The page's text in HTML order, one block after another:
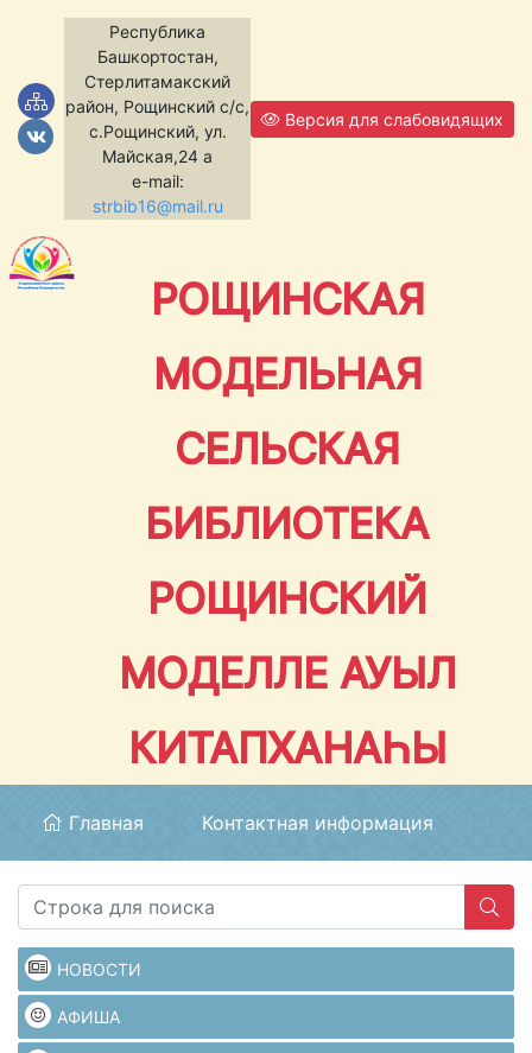
Республика
Башкортостан,
Стерлитамакский
район, Рощинский с/с,
с.Рощинский, ул.
Майская,24 а
e-mail:
strbib16@mail.ru
Версия для слабовидящих
РОЩИНСКАЯ
МОДЕЛЬНАЯ
СЕЛЬСКАЯ
БИБЛИОТЕКА
РОЩИНСКИЙ
МОДЕЛЛЕ АУЫЛ
КИТАПХАНАҺЫ
Главная Контактная информация
НОВОСТИ
АФИША